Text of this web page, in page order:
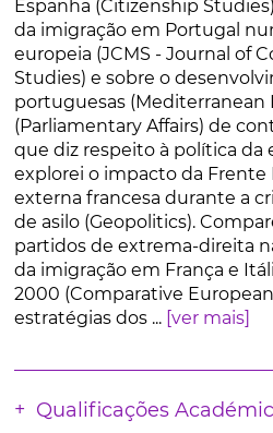
Espanha (Citizenship
da imigração em Portugal
europeia (JCMS - Journal of
Studies) e sobre o
portuguesas (Mediterranean
(Parliamentary Affairs) de
que diz respeito à política da
explorei o impacto da Frente
externa francesa durante a
de asilo (Geopolitics).
partidos de extrema-direita
da imigração em França e
2000 (Comparative
estratégias dos ... [ver mais]
Qualificações